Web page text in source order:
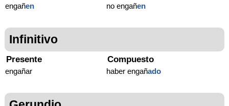
engañen
no engañen
Infinitivo
Presente
engañar
Compuesto
haber engañado